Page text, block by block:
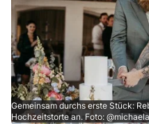
Gemeinsam durchs erste Stück:
Hochzeitstorte an. Foto: